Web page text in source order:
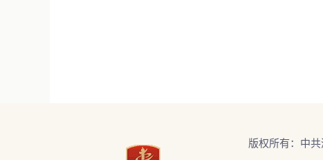
版权所有：中